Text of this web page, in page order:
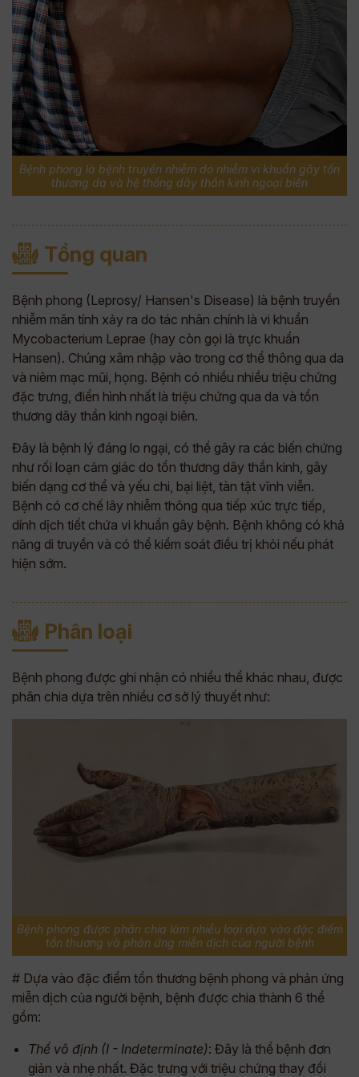
Bệnh phong là bệnh truyền nhiễm do nhiễm vi khuẩn gây tổn
thương da và hệ thống dây thần kinh ngoại biên
Tổng quan
Bệnh phong (Leprosy/ Hansen's Disease) là bệnh truyền
nhiễm mãn tính xảy ra do tác nhân chính là vi khuẩn
Mycobacterium Leprae (hay còn gọi là trực khuẩn
Hansen). Chúng xâm nhập vào trong cơ thể thông qua da
và niêm mạc mũi, họng. Bệnh có nhiều nhiều triệu chứng
đặc trưng, điển hình nhất là triệu chứng qua da và tổn
thương dây thần kinh ngoại biên.
Đây là bệnh lý đáng lo ngại, có thể gây ra các biến chứng
như rối loạn cảm giác do tổn thương dây thần kinh, gây
biến dạng cơ thể và yếu chi, bại liệt, tàn tật vĩnh viễn.
Bệnh có cơ chế lây nhiễm thông qua tiếp xúc trực tiếp,
dính dịch tiết chứa vi khuẩn gây bệnh. Bệnh không có khả
năng di truyền và có thể kiểm soát điều trị khỏi nếu phát
hiện sớm.
Phân loại
Bệnh phong được ghi nhận có nhiều thể khác nhau, được
phân chia dựa trên nhiều cơ sở lý thuyết như:
Bệnh phong được phân chia làm nhiều loại dựa vào đặc điểm
tổn thương và phản ứng miễn dịch của người bệnh
# Dựa vào đặc điểm tổn thương bệnh phong và phản ứng
miễn dịch của người bệnh, bệnh được chia thành 6 thể
gồm:
Thể vô định (I - Indeterminate): Đây là thể bệnh đơn
giản và nhẹ nhất. Đặc trưng với triệu chứng thay đổi